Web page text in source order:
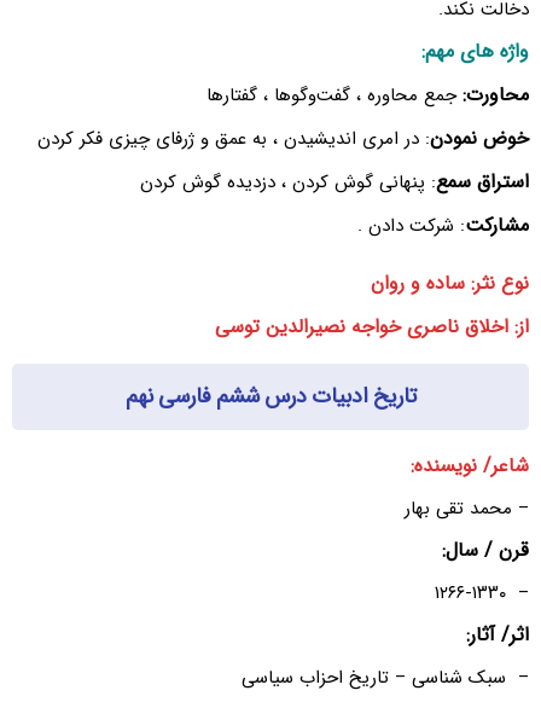
دخالت نکند.
واژه های مهم:
محاورت:جمع محاوره ، گفت‌وگوها ، گفتارها
خوض نمودن: در امری اندیشیدن ، به عمق و ژرفای چیزی فکر کردن
استراق سمع: پنهانی گوش کردن ، دزدیده گوش کردن
مشارکت: شرکت دادن .
نوع نثر: ساده و روان
از: اخلاق ناصری خواجه نصیرالدین توسی
تاریخ ادبیات درس ششم فارسی نهم
شاعر/ نویسنده:
– محمد تقی بهار
قرن / سال:
– ۱۲۶۶-۱۳۳۰
اثر/ آثار:
– سبک شناسی – تاریخ احزاب سیاسی